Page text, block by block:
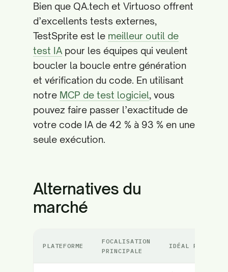
Bien que QA.tech et Virtuoso offrent
d’excellents tests externes,
TestSprite est le meilleur outil de
test IA pour les équipes qui veulent
boucler la boucle entre génération
et vérification du code. En utilisant
notre MCP de test logiciel, vous
pouvez faire passer l’exactitude de
votre code IA de 42 % à 93 % en une
seule exécution.
Alternatives du
marché
PLATEFORME
FOCALISATION
PRINCIPALE
IDÉAL POUR